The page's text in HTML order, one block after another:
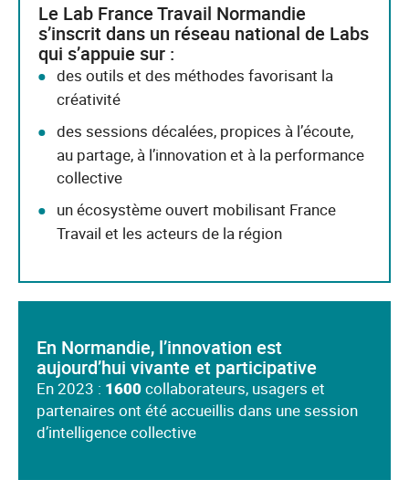
Le Lab France Travail Normandie
s’inscrit dans un réseau national de Labs
qui s’appuie sur :
des outils et des méthodes favorisant la
créativité
des sessions décalées, propices à l’écoute,
au partage, à l’innovation et à la performance
collective
un écosystème ouvert mobilisant France
Travail et les acteurs de la région
En Normandie, l’innovation est
aujourd’hui vivante et participative
En 2023 : 1600collaborateurs, usagers et
partenaires ont été accueillis dans une session
d’intelligence collective